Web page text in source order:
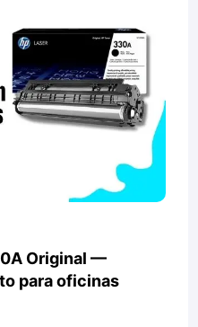
Original —
para oficinas